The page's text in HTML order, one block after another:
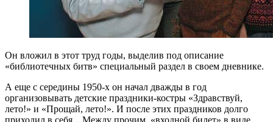
Он вложил в этот труд годы, выделив под описание
«библиотечных битв» специальный раздел в своем дневнике.
А еще с середины 1950-х он начал дважды в год
организовывать детские праздники-костры «Здравствуй,
лето!» и «Прощай, лето!». И после этих праздников долго
приходил в себя... Между прочим, «входной билет» в виде